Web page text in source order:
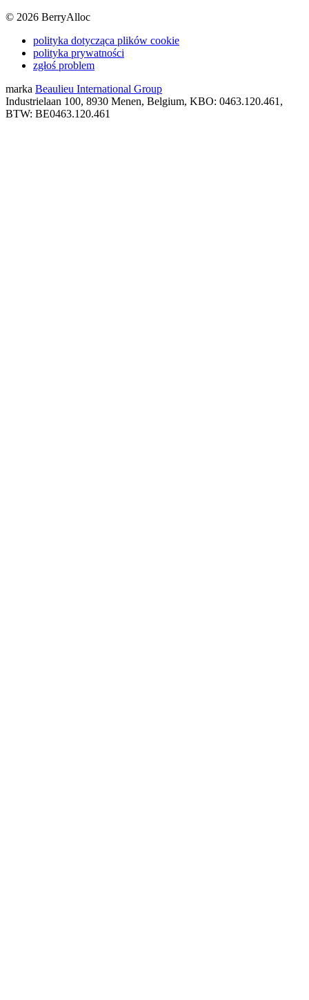
© 2026 BerryAlloc
polityka dotycząca plików cookie
polityka prywatności
zgłoś problem
marka Beaulieu International Group
Industrielaan 100, 8930 Menen, Belgium, KBO: 0463.120.461,
BTW: BE0463.120.461